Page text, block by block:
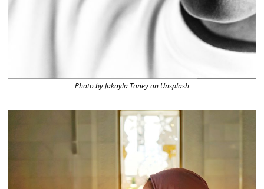
Photo by Jakayla Toney on Unsplash